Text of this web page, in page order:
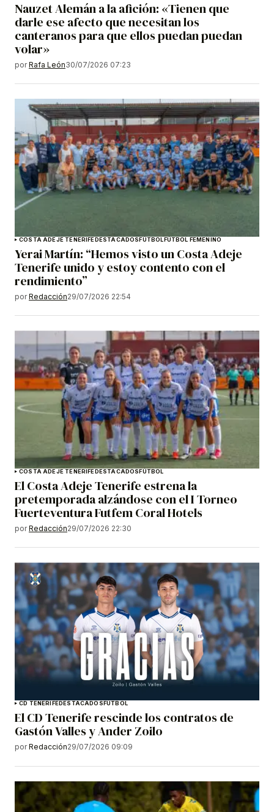
Nauzet Alemán a la afición: «Tienen que
darle ese afecto que necesitan los
canteranos para que ellos puedan puedan
volar»
por Rafa León30/07/2026 07:23
COSTA ADEJE TENERIFEDESTACADOSFÚTBOLFÚTBOL FEMENINO
Yerai Martín: “Hemos visto un Costa Adeje
Tenerife unido y estoy contento con el
rendimiento”
por Redacción29/07/2026 22:54
COSTA ADEJE TENERIFEDESTACADOSFÚTBOL
El Costa Adeje Tenerife estrena la
pretemporada alzándose con el I Torneo
Fuerteventura Futfem Coral Hotels
por Redacción29/07/2026 22:30
CD TENERIFEDESTACADOS FÚTBOL
El CD Tenerife rescinde los contratos de
Gastón Valles y Ander Zoilo
por Redacción29/07/2026 09:09